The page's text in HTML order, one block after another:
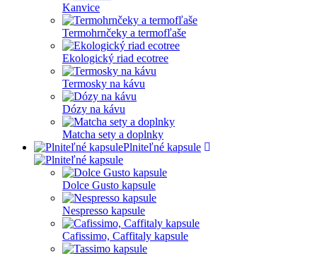
Kanvice
Termohrnčeky a termofľaše
Ekologický riad ecotree
Termosky na kávu
Dózy na kávu
Matcha sety a doplnky
Plniteľné kapsule
Dolce Gusto kapsule
Nespresso kapsule
Cafissimo, Caffitaly kapsule